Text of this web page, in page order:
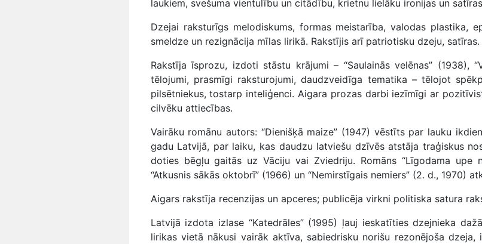
laukiem, svešuma vientulību un citādību, krietnu lielāku ironijas un
Dzejai raksturīgs melodiskums, formas meistarība, valodas plastika,
smeldze un rezignācija mīlas lirikā. Rakstījis arī patriotisku dzeju,
Rakstīja īsprozu, izdoti stāstu krājumi – “Saulainās velēnas” (1938),
tēlojumi, prasmīgi raksturojumi, daudzveidīga tematika – tēlojot
pilsētniekus, tostarp inteliģenci. Aigara prozas darbi iezīmīgi ar
cilvēku attiecības.
Vairāku romānu autors: “Dienišķā maize” (1947) vēstīts par lauku
gadu Latvijā, par laiku, kas daudzu latviešu dzīvēs atstāja traģiskus
doties bēgļu gaitās uz Vāciju vai Zviedriju. Romāns “Līgodama upe
“Atkusnis sākās oktobrī” (1966) un “Nemirstīgais nemiers” (2. d., 1970)
Aigars rakstīja recenzijas un apceres; publicēja virkni politiska satura
Latvijā izdota izlase “Katedrāles” (1995) ļauj ieskatīties dzejnieka
lirikas vietā nākusi vairāk aktīva, sabiedrisku norišu rezonējoša